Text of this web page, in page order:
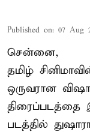
Published on: 07 Aug
சென்னை,
தமிழ்
ஒருவரான
திரைப்படத்தை
படத்தில்